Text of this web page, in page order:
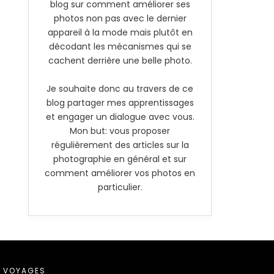
blog sur comment améliorer ses
photos non pas avec le dernier
appareil à la mode mais plutôt en
décodant les mécanismes qui se
cachent derrière une belle photo.
Je souhaite donc au travers de ce
blog partager mes apprentissages
et engager un dialogue avec vous.
Mon but: vous proposer
régulièrement des articles sur la
photographie en général et sur
comment améliorer vos photos en
particulier.
VOYAGES